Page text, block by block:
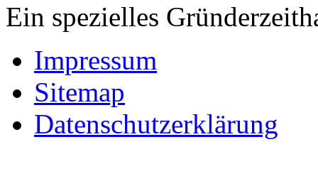
Ein spezielles
Impressum
Sitemap
Datenschutzerklärung